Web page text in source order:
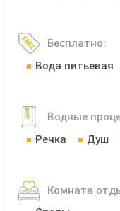
Бесплатно:
Вода питьевая
Водные
Речка
Душ
Комната